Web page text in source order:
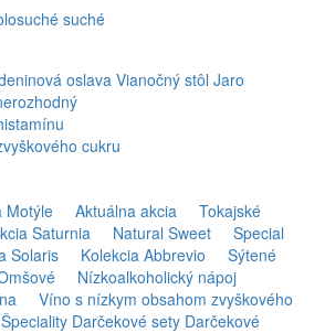
suché
oslava Vianočný stôl Jaro
cukru
Aktuálna akcia
Tokajské
Saturnia Natural Sweet
Special
Solaris Kolekcia Abbrevio
Sýtené
Nízkoalkoholický nápoj
Víno s nízkym obsahom zvyškového
Špeciality Darčekové sety Darčekové